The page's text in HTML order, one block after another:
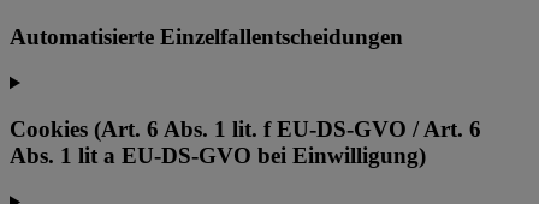
Automatisierte Einzelfallentscheidungen
Cookies (Art. 6 Abs. 1 lit. f EU-DS-GVO / Art. 6
Abs. 1 lit a EU-DS-GVO bei Einwilligung)